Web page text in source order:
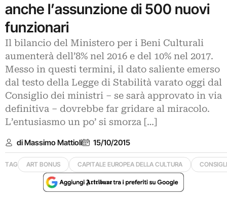
anche l’assunzione di 500 nuovi
funzionari
Il bilancio del Ministero per i Beni Culturali
aumenterà dell’8% nel 2016 e del 10% nel 2017.
Messo in questi termini, il dato saliente emerso
dal testo della Legge di Stabilità varato oggi dal
Consiglio dei ministri – se sarà approvato in via
definitiva – dovrebbe far gridare al miracolo.
L’entusiasmo un po’ si smorza […]
di Massimo Mattioli 15/10/2015
TAG ART BONUS CAPITALE EUROPEA DELLA CULTURA